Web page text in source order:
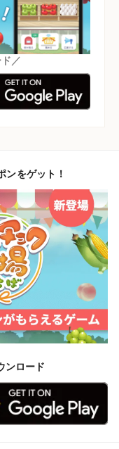
／
ンをゲット！
ンロード